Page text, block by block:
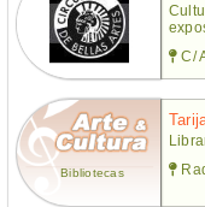
C/
Bibliotecas